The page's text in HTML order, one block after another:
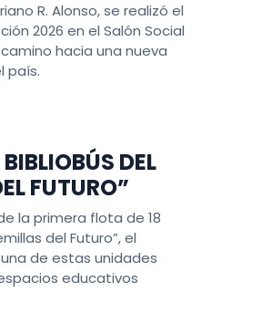
R. Alonso, se realizó el
2026 en el Salón Social
hacia una nueva
país.
DEL
FUTURO”
la primera flota de 18
del Futuro”, el
de estas unidades
educativos